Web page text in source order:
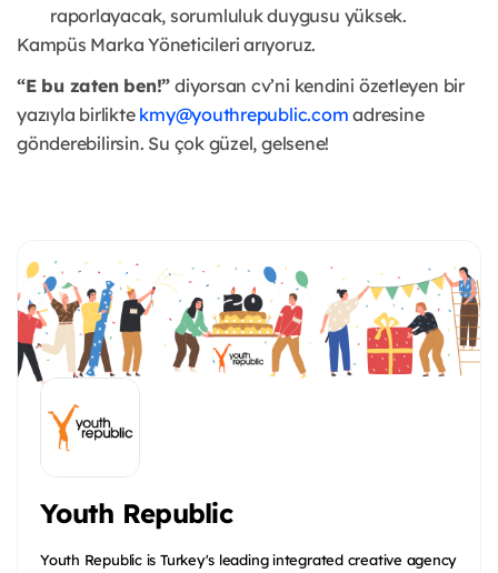
raporlayacak, sorumluluk duygusu yüksek.
Kampüs Marka Yöneticileri arıyoruz.
“E bu zaten ben!” diyorsan cv’ni kendini özetleyen bir
yazıyla birlikte kmy@youthrepublic.com adresine
gönderebilirsin. Su çok güzel, gelsene!
Youth Republic
Youth Republic is Turkey's leading integrated creative agency